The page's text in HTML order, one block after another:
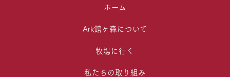
ホーム
Ark館ヶ森について
牧場に行く
私たちの取り組み